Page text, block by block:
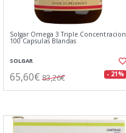
Solgar Omega 3 Triple Concentracion
100 Capsulas Blandas
SOLGAR
65,60€ 83,26€ - 21%